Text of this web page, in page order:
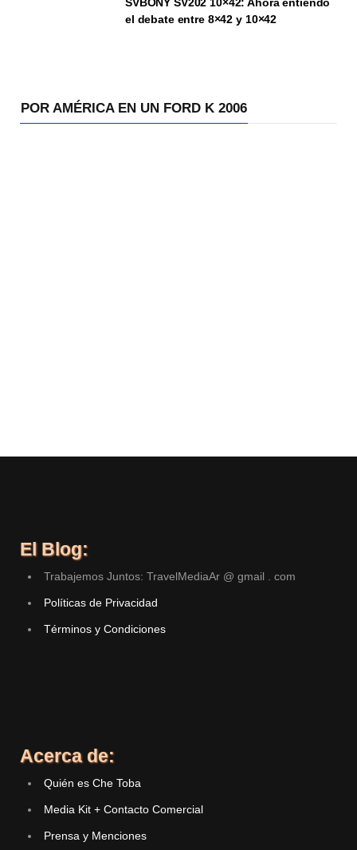
el debate entre 8×42 y 10×42
POR AMÉRICA EN UN FORD K 2006
El Blog:
Trabajemos Juntos: TravelMediaAr @ gmail . com
Políticas de Privacidad
Términos y Condiciones
Acerca de:
Quién es Che Toba
Media Kit + Contacto Comercial
Prensa y Menciones